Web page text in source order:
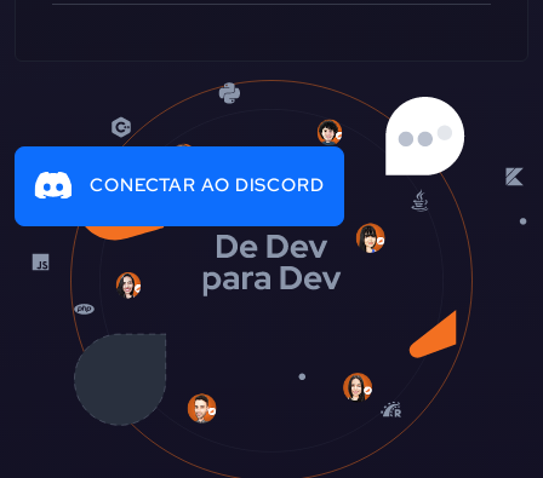
CONECTAR AO DISCORD